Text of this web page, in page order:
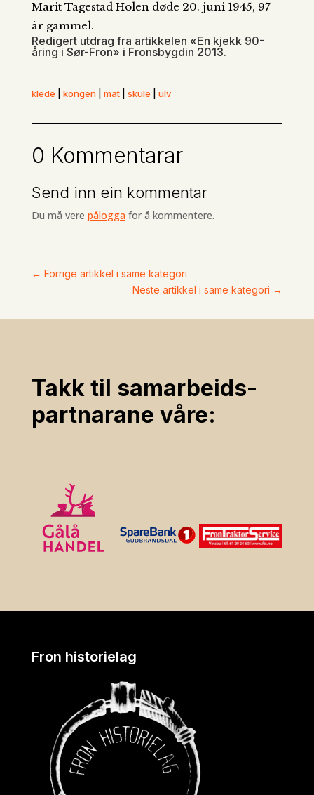
Marit Tagestad Holen døde 20. juni 1945, 97
år gammel.
Redigert utdrag fra artikkelen «En kjekk 90-
åring i Sør-Fron» i Fronsbygdin 2013.
klede kongen| mat| skule ulv
0 Kommentarar
Send inn ein kommentar
Du må vere påloggafor å kommentere.
← Forrige artikkel i same kategori
Neste artikkel i same kategori →
Takk til samarbeids­
partnarane våre:
Fron historielag